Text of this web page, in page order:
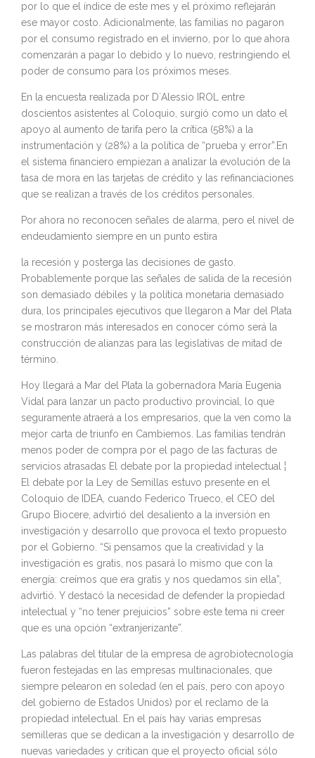
por lo que el índice de este mes y el próximo reflejarán
ese mayor costo. Adicionalmente, las familias no pagaron
por el consumo registrado en el invierno, por lo que ahora
comenzarán a pagar lo debido y lo nuevo, restringiendo el
poder de consumo para los próximos meses.
En la encuesta realizada por D´Alessio IROL entre
doscientos asistentes al Coloquio, surgió como un dato el
apoyo al aumento de tarifa pero la crítica (58%) a la
instrumentación y (28%) a la política de “prueba y error”.En
el sistema financiero empiezan a analizar la evolución de la
tasa de mora en las tarjetas de crédito y las refinanciaciones
que se realizan a través de los créditos personales.
Por ahora no reconocen señales de alarma, pero el nivel de
endeudamiento siempre en un punto estira
la recesión y posterga las decisiones de gasto.
Probablemente porque las señales de salida de la recesión
son demasiado débiles y la política monetaria demasiado
dura, los principales ejecutivos que llegaron a Mar del Plata
se mostraron más interesados en conocer cómo será la
construcción de alianzas para las legislativas de mitad de
término.
Hoy llegará a Mar del Plata la gobernadora María Eugenia
Vidal para lanzar un pacto productivo provincial, lo que
seguramente atraerá a los empresarios, que la ven como la
mejor carta de triunfo en Cambiemos. Las familias tendrán
menos poder de compra por el pago de las facturas de
servicios atrasadas El debate por la propiedad intelectual ¦
El debate por la Ley de Semillas estuvo presente en el
Coloquio de IDEA, cuando Federico Trueco, el CEO del
Grupo Biocere, advirtió del desaliento a la inversión en
investigación y desarrollo que provoca el texto propuesto
por el Gobierno. “Si pensamos que la creatividad y la
investigación es gratis, nos pasará lo mismo que con la
energía: creímos que era gratis y nos quedamos sin ella”,
advirtió. Y destacó la necesidad de defender la propiedad
intelectual y “no tener prejuicios” sobre este tema ni creer
que es una opción “extranjerizante”.
Las palabras del titular de la empresa de agrobiotecnología
fueron festejadas en las empresas multinacionales, que
siempre pelearon en soledad (en el país, pero con apoyo
del gobierno de Estados Unidos) por el reclamo de la
propiedad intelectual. En el país hay varias empresas
semilleras que se dedican a la investigación y desarrollo de
nuevas variedades y critican que el proyecto oficial sólo